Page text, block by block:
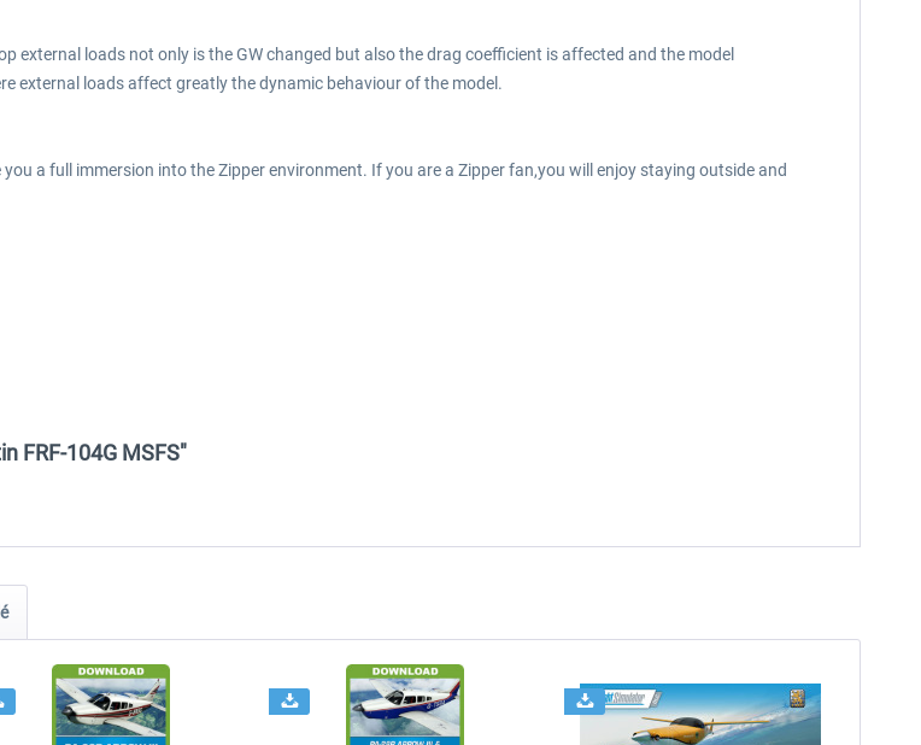
external loads not only is the GW changed but also the drag coefficient is affected and the model
external loads affect greatly the dynamic behaviour of the model.
a full immersion into the Zipper environment. If you are a Zipper fan,you will enjoy staying outside and
FRF-104G MSFS"